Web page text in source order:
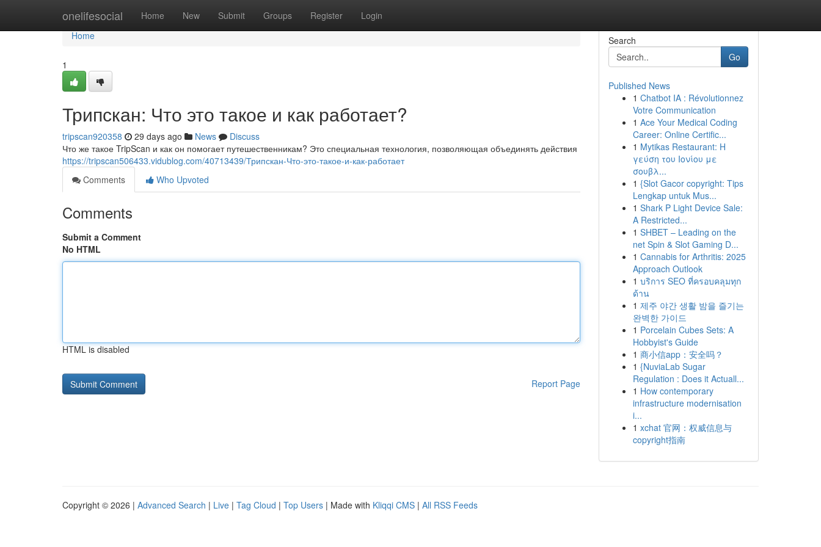
onelifesocial Home New Submit Groups Register Login
Home
Home
1
Трипскан: Что это такое и как работает?
tripscan920358 29 days ago News
Discuss
Что же такое TripScan и как он помогает путешественникам? Это специальная технология, позволяющая объединять действия
https://tripscan506433.vidublog.com/40713439/Трипскан-Что-это-такое-и-как-работает
Comments
Who Upvoted
Comments
Submit a Comment
No HTML
HTML is disabled
Report Page
Search
Go
Published News
1 Chatbot IA : Révolutionnez
Votre Communication
1 Ace Your Medical Coding
Career: Online Certific...
1 Mytikas Restaurant: Η
γεύση του Ιονίου με
σουβλ...
1 {Slot Gacor copyright: Tips
Lengkap untuk Mus...
1 Shark P Light Device Sale:
A Restricted...
1 SHBET – Leading on the
net Spin & Slot Gaming D...
1 Cannabis for Arthritis: 2025
Approach Outlook
1 บริการ SEO ที่ครอบคลุมทุก
ด้าน
1 제주 야간 생활 밤을 즐기는
완벽한 가이드
1 Porcelain Cubes Sets: A
Hobbyist's Guide
1 商小信app：安全吗？
1 {NuviaLab Sugar
Regulation : Does it Actuall...
1 How contemporary
infrastructure modernisation
i...
1 xchat 官网：权威信息与
copyright指南
Copyright © 2026 | Advanced Search | Live | Tag Cloud | Top Users | Made with Kliqqi CMS | All RSS Feeds